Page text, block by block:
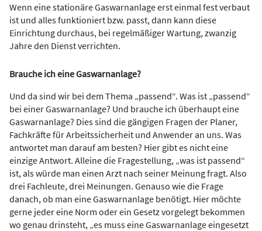
Wenn eine stationäre Gaswarnanlage erst einmal fest verbaut
ist und alles funktioniert bzw. passt, dann kann diese
Einrichtung durchaus, bei regelmäßiger Wartung, zwanzig
Jahre den Dienst verrichten.
Brauche ich eine Gaswarnanlage?
Und da sind wir bei dem Thema „passend“. Was ist „passend“
bei einer Gaswarnanlage? Und brauche ich überhaupt eine
Gaswarnanlage? Dies sind die gängigen Fragen der Planer,
Fachkräfte für Arbeitssicherheit und Anwender an uns. Was
antwortet man darauf am besten? Hier gibt es nicht eine
einzige Antwort. Alleine die Fragestellung, „was ist passend“
ist, als würde man einen Arzt nach seiner Meinung fragt. Also
drei Fachleute, drei Meinungen. Genauso wie die Frage
danach, ob man eine Gaswarnanlage benötigt. Hier möchte
gerne jeder eine Norm oder ein Gesetz vorgelegt bekommen
wo genau drinsteht, „es muss eine Gaswarnanlage eingesetzt